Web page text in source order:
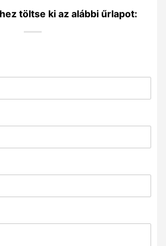
töltse ki az alábbi űrlapot: